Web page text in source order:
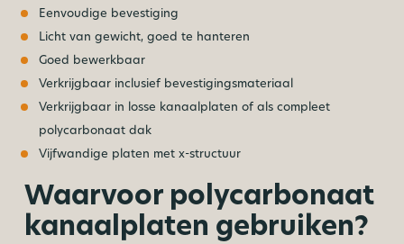
Eenvoudige bevestiging
Licht van gewicht, goed te hanteren
Goed bewerkbaar
Verkrijgbaar inclusief bevestigingsmateriaal
Verkrijgbaar in losse kanaalplaten of als compleet
polycarbonaat dak
Vijfwandige platen met x-structuur
Waarvoor polycarbonaat
kanaalplaten gebruiken?